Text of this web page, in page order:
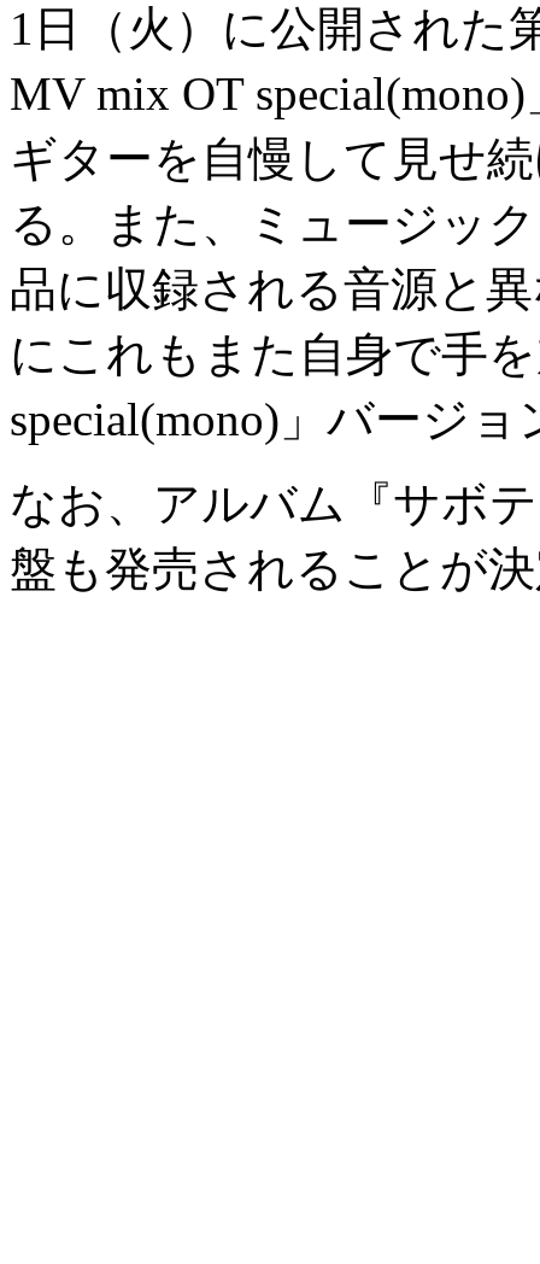
1日（火）に公開された
MV mix OT
ギターを自慢して見せ
る。また、ミュージッ
品に収録される音源と
にこれもまた自身で手
special(mono)」バージ
なお、アルバム『サボ
盤も発売されることが